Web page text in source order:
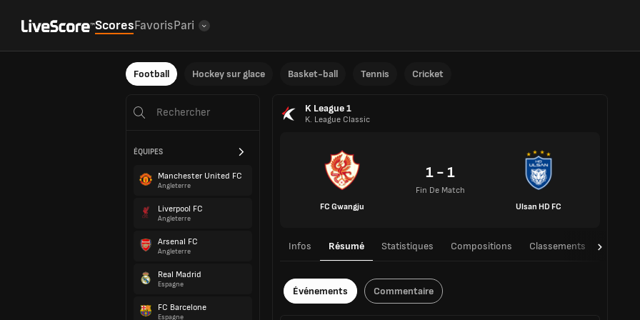
ScoresFavorisPari
Football Hockey sur glace Basket-ball Tennis Cricket
ÉQUIPES
Manchester United FC
Angleterre
Liverpool FC
Angleterre
Arsenal FC
Angleterre
Real Madrid
Espagne
FC Barcelone
Espagne
K League 1
K. League Classic
FC Gwangju
1 - 1
Fin De Match
Ulsan HD FC
Infos Résumé Statistiques Compositions Classements
Événements Commentaire